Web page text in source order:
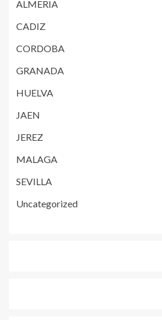
ALMERIA
CADIZ
CORDOBA
GRANADA
HUELVA
JAEN
JEREZ
MALAGA
SEVILLA
Uncategorized